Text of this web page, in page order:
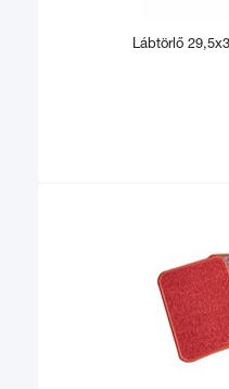
Lábtörlő